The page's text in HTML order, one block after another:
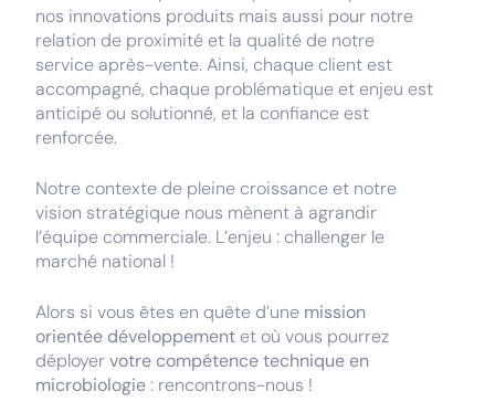
nos innovations produits mais aussi pour notre
relation de proximité et la qualité de notre
service après-vente. Ainsi, chaque client est
accompagné, chaque problématique et enjeu est
anticipé ou solutionné, et la confiance est
renforcée.
Notre contexte de pleine croissance et notre
vision stratégique nous mènent à agrandir
l’équipe commerciale. L’enjeu : challenger le
marché national !
Alors si vous êtes en quête d’une mission
orientée développement et où vous pourrez
déployervotre compétence technique en
microbiologie: rencontrons-nous !